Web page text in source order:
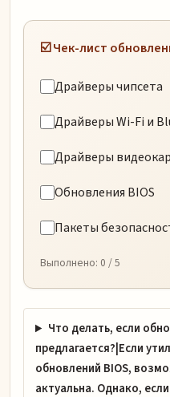
☑️ Чек-лист
Драйверы чипсета
Драйверы Wi-Fi и
Драйверы
Обновления BIOS
Пакеты
Выполнено: 0 / 5
Что делать, если
предлагается?|Если
обновлений BIOS,
актуальна. Однако,